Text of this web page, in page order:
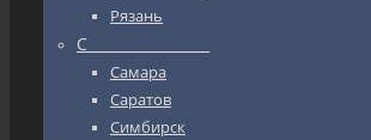
Рязань
С_________________
Самара
Саратов
Симбирск